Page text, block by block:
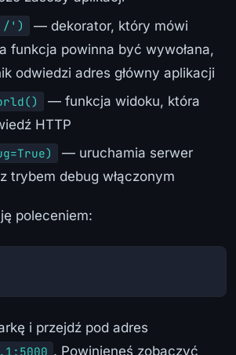
')
— dekorator, który mówi
funkcja powinna być wywołana,
odwiedzi adres główny aplikacji
— funkcja widoku, która
HTTP
— uruchamia serwer
trybem debug włączonym
poleceniem:
i przejdź pod adres
. Powinieneś zobaczyć